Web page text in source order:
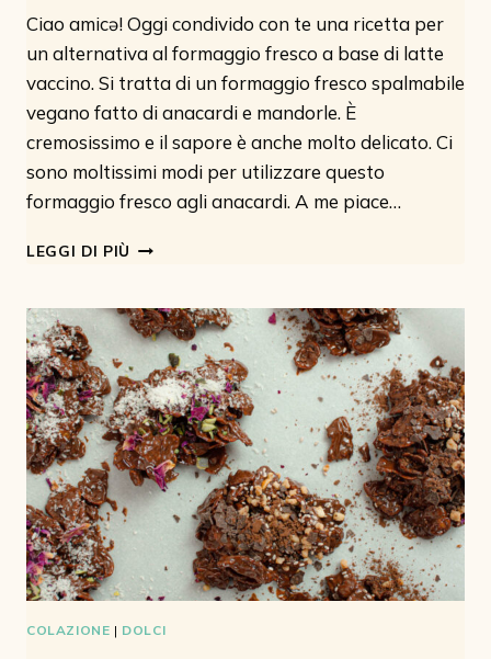
Ciao amicə! Oggi condivido con te una ricetta per
un alternativa al formaggio fresco a base di latte
vaccino. Si tratta di un formaggio fresco spalmabile
vegano fatto di anacardi e mandorle. È
cremosissimo e il sapore è anche molto delicato. Ci
sono moltissimi modi per utilizzare questo
formaggio fresco agli anacardi. A me piace…
LEGGI DI PIÙ FORMAGGIO
AGLI
ANACARDI
COLAZIONE | DOLCI